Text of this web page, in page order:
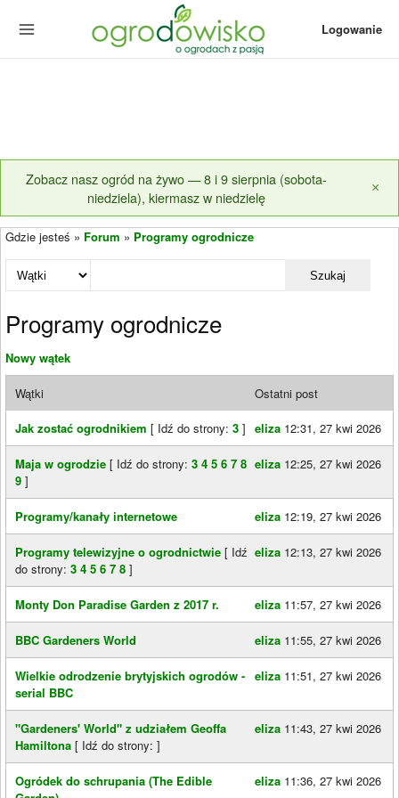
Logowanie
Zobacz nasz ogród na żywo — 8 i 9 sierpnia (sobota-
niedziela), kiermasz w niedzielę
×
Gdzie jesteś » Forum » Programy ogrodnicze
Szukaj
Programy ogrodnicze
Nowy wątek
Wątki Ostatni post
Jak zostać ogrodnikiem [ Idź do strony: 3 ] eliza 12:31, 27 kwi 2026
Maja w ogrodzie [ Idź do strony: 3 4 5 6 7 8
9 ]
eliza 12:25, 27 kwi 2026
Programy/kanały internetowe eliza 12:19, 27 kwi 2026
Programy telewizyjne o ogrodnictwie [ Idź
do strony: 3 4 5 6 7 8 ]
eliza 12:13, 27 kwi 2026
Monty Don Paradise Garden z 2017 r. eliza 11:57, 27 kwi 2026
BBC Gardeners World eliza 11:55, 27 kwi 2026
Wielkie odrodzenie brytyjskich ogrodów -
serial BBC
eliza 11:51, 27 kwi 2026
"Gardeners' World" z udziałem Geoffa
Hamiltona [ Idź do strony: ]
eliza 11:43, 27 kwi 2026
Ogródek do schrupania (The Edible
eliza 11:36, 27 kwi 2026